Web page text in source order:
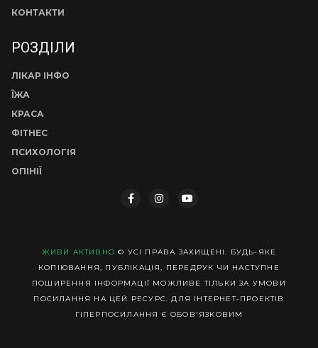
КОНТАКТИ
РОЗДІЛИ
ЛІКАР ІНФО
ЇЖА
КРАСА
ФІТНЕС
ПСИХОЛОГІЯ
ОПІНІЇ
ЖИВИ АКТИВНО © УСІ ПРАВА ЗАХИЩЕНІ. БУДЬ-ЯКЕ
КОПІЮВАННЯ, ПУБЛІКАЦІЯ, ПЕРЕДРУК ЧИ НАСТУПНЕ
ПОШИРЕННЯ ІНФОРМАЦІЇ МОЖЛИВЕ ТІЛЬКИ ЗА УМОВИ
ПОСИЛАННЯ НА ЦЕЙ РЕСУРС. ДЛЯ ІНТЕРНЕТ-ПРОЕКТІВ
ГІПЕРПОСИЛАННЯ Є ОБОВ'ЯЗКОВИМ